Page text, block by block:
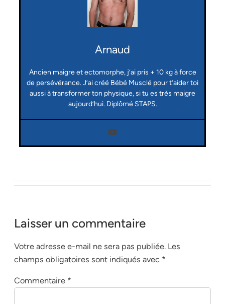
Arnaud
Ancien maigre et ectomorphe, j’ai pris + 10 kg à force
de persévérance. J’ai créé Bébé Musclé pour t’aider toi
aussi à transformer ton physique, si tu es très maigre
aujourd’hui. Diplômé STAPS.
Laisser un commentaire
Votre adresse e-mail ne sera pas publiée. Les
champs obligatoires sont indiqués avec *
Commentaire *